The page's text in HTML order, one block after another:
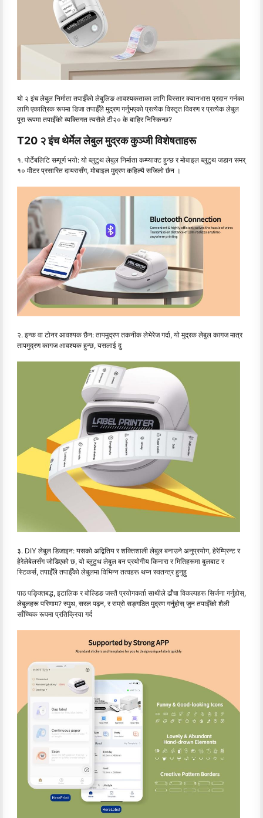
यो २ इंच लेबुल निर्माता तपाईँको लेबुलिङ आवश्यकताका लागि विस्तार क्यानभास प्रदान गर्नका
लागि एकात्रिक रूपमा डिजा तपाईँले मुद्रण गर्नुभएको प्रत्येक विस्तृत विवरण र प्रत्येक लेबुल
पूरा रूपमा तपाईँको व्यक्तिगत त्यसैले टी२० के बाहिर निस्किन्छ?
T20 २ इंच थेर्मेल लेबुल मुद्रक कुञ्जी विशेषताहरू
१. पोर्टेबलिटि सम्पूर्ण भयो: यो ब्लुटुथ लेबुल निर्माता कम्प्याक्ट हुन्छ र मोबाइल ब्लुटुथ जडान समर्
१० मीटर प्रसारित दायरासँग, मोबाइल मुद्रण कहिल्यै सजिलो छैन ।
२. इन्क वा टोनर आवश्यक छैन: तापमुद्रण तकनीक लेभेरेज गर्दा, यो मुद्रक लेबुल कागज मात्र
तापमुद्रण कागज आवश्यक हुन्छ, यसलाई दु
३. DIY लेबुल डिजाइन: यसको अद्वितिय र शक्तिशाली लेबुल बनाउने अनुप्रयोग, हेरेम्प्रिन्ट र
हेरेलेबेलसँग जोडिएको छ, यो ब्लुटुथ लेबुल बन प्रयोगीय किनारा र मितिहरूमा बुलबाट र
स्टिकर्स, तपाईँले तपाईँको लेबुलमा विभिन्न तत्वहरू थप्न स्वतन्त्र हुनुहु
पाठ पङ्क्तिबद्ध, इटालिक र बोल्डिङ जस्तै प्रयोगकर्ता साथीले ढाँचा विकल्पहरू सिर्जना गर्नुहोस्,
लेबुलहरू परिणाम? स्मुथ, सरल पढ्न, र राम्रो सङ्गठित मुद्रण गर्नुहोस् जुन तपाईँको शैली
साँच्चिक रूपमा प्रतिक्रिया गर्द